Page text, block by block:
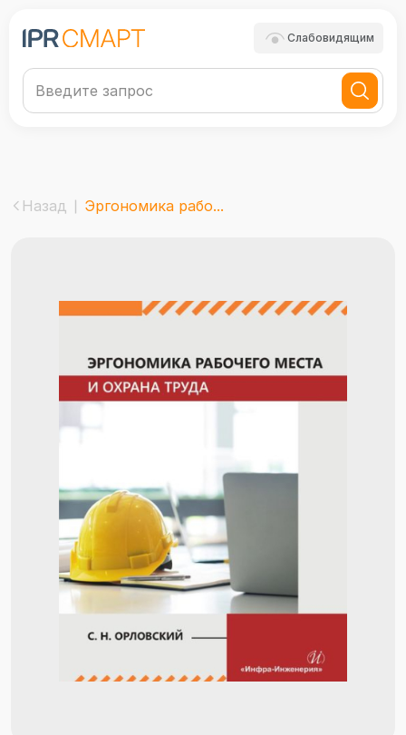
Слабовидящим
Назад Эргономика рабо...